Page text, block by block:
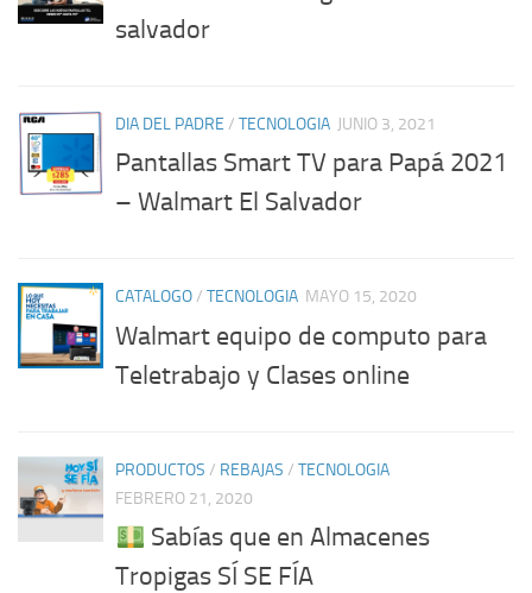
salvador
DIA DEL PADRE / TECNOLOGIA JUNIO 3, 2021
Pantallas Smart TV para Papá 2021
– Walmart El Salvador
CATALOGO/ TECNOLOGIA MAYO 15, 2020
Walmart equipo de computo para
Teletrabajo y Clases online
PRODUCTOS / REBAJAS / TECNOLOGIA
FEBRERO 21, 2020
Sabías que en Almacenes
Tropigas SÍ SE FÍA